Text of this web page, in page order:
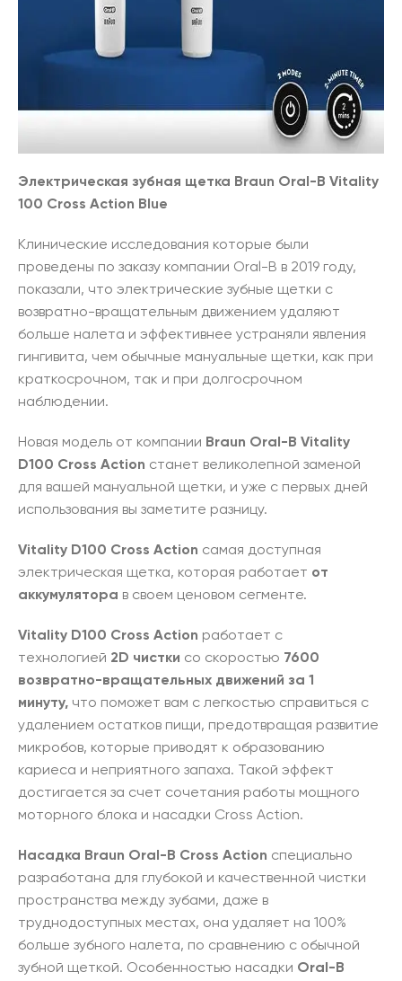
Электрическая зубная щетка Braun Oral-B Vitality
100 Cross Action Blue
Клинические исследования которые были
проведены по заказу компании Oral-B в 2019 году,
показали, что электрические зубные щетки с
возвратно-вращательным движением удаляют
больше налета и эффективнее устраняли явления
гингивита, чем обычные мануальные щетки, как при
краткосрочном, так и при долгосрочном
наблюдении.
Новая модель от компании Braun Oral-B Vitality
D100 Cross Action станет великолепной заменой
для вашей мануальной щетки, и уже с первых дней
использования вы заметите разницу.
Vitality D100 Cross Action самая доступная
электрическая щетка, которая работает от
аккумулятора в своем ценовом сегменте.
Vitality D100 Cross Action работает с
технологией 2D чистки со скоростью 7600
возвратно-вращательных движений за 1
минуту, что поможет вам с легкостью справиться с
удалением остатков пищи, предотвращая развитие
микробов, которые приводят к образованию
кариеса и неприятного запаха. Такой эффект
достигается за счет сочетания работы мощного
моторного блока и насадки Cross Action.
Насадка Braun Oral-B Cross Action специально
разработана для глубокой и качественной чистки
пространства между зубами, даже в
труднодоступных местах, она удаляет на 100%
больше зубного налета, по сравнению с обычной
зубной щеткой. Особенностью насадки Oral-B